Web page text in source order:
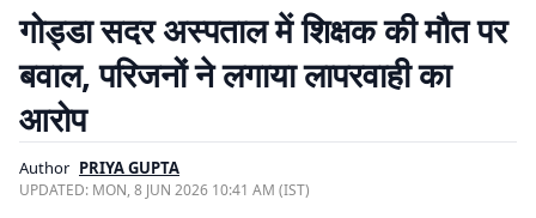
गोड्डा सदर अस्पताल में शिक्षक की मौत पर
बवाल, परिजनों ने लगाया लापरवाही का
आरोप
Author PRIYA GUPTA
UPDATED: MON, 8 JUN 2026 10:41 AM (IST)